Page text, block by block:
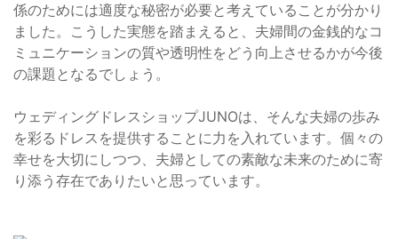
係のためには適度な秘密が必要と考えていることが分かり
ました。こうした実態を踏まえると、夫婦間の金銭的なコ
ミュニケーションの質や透明性をどう向上させるかが今後
の課題となるでしょう。
ウェディングドレスショップJUNOは、そんな夫婦の歩み
を彩るドレスを提供することに力を入れています。個々の
幸せを大切にしつつ、夫婦としての素敵な未来のために寄
り添う存在でありたいと思っています。